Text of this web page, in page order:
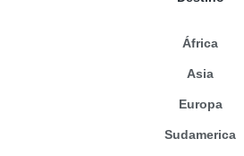
África
Asia
Europa
Sudamerica